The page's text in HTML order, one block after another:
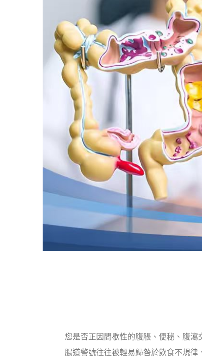
您是否正因間歇性的腹脹、便秘、腹
腸道警號往往被輕易歸咎於飲食不規